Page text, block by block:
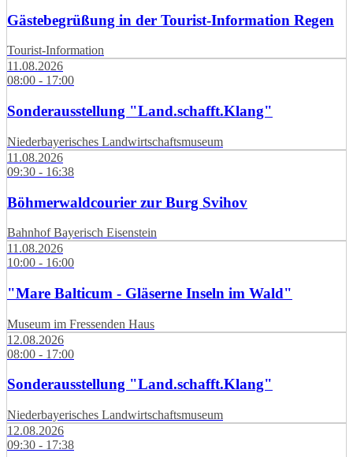
Gästebegrüßung in der Tourist-Information Regen
Tourist-Information
11.08.2026
08:00 - 17:00
Sonderausstellung "Land.schafft.Klang"
Niederbayerisches Landwirtschaftsmuseum
11.08.2026
09:30 - 16:38
Böhmerwaldcourier zur Burg Svihov
Bahnhof Bayerisch Eisenstein
11.08.2026
10:00 - 16:00
"Mare Balticum - Gläserne Inseln im Wald"
Museum im Fressenden Haus
12.08.2026
08:00 - 17:00
Sonderausstellung "Land.schafft.Klang"
Niederbayerisches Landwirtschaftsmuseum
12.08.2026
09:30 - 17:38